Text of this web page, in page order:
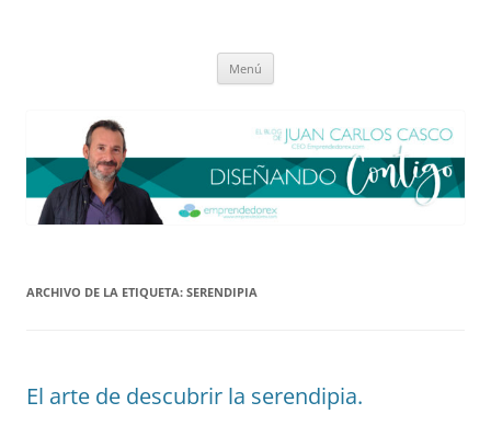
Menú
ARCHIVO DE LA ETIQUETA: SERENDIPIA
El arte de descubrir la serendipia.